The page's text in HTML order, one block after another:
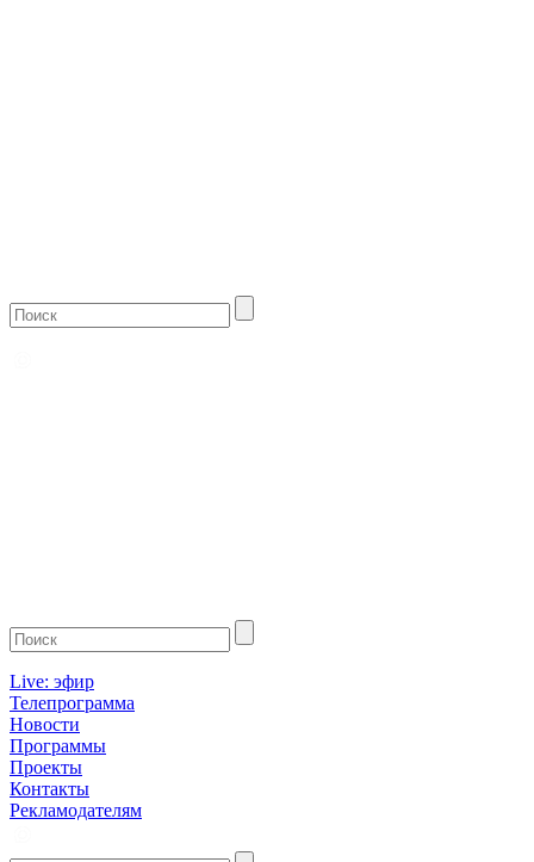
Live: эфир
Телепрограмма
Новости
Программы
Проекты
Контакты
Рекламодателям